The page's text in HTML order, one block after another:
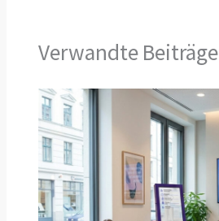
Verwandte Beiträge